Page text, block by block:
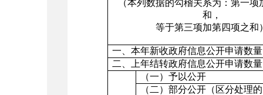
（本列数据的勾稽关系为：第一项
和，
等于第三项加第四项之和
一、本年新收政府信息公开申请数量
二、上年结转政府信息公开申请数量
（一）予以公开
（二）部分公开（区分处理